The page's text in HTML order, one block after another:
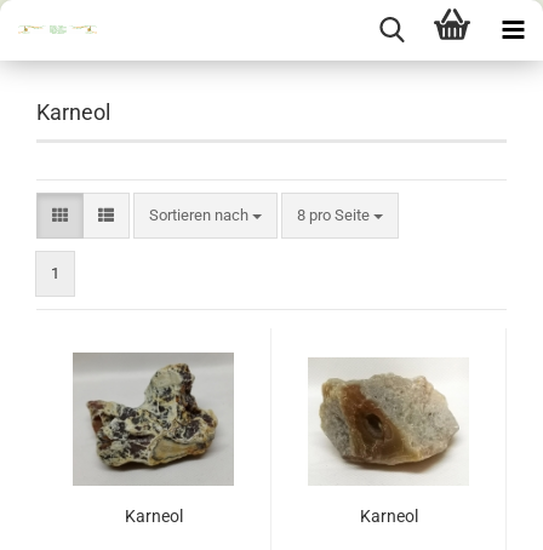
Karneol
Sortieren nach
Sortieren nach 8 pro Seite
pro Seite
1
Karneol Karneol